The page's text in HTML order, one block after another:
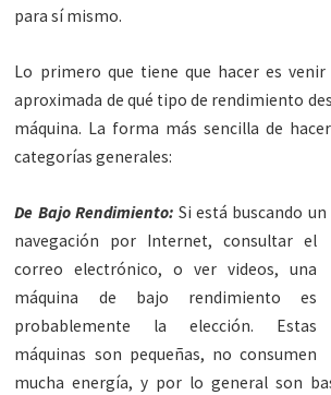
para sí mismo.
Lo primero que tiene que hacer es
aproximada de qué tipo de rendimiento
máquina. La forma más sencilla de
categorías generales:
De Bajo Rendimiento: Si está buscando
navegación por Internet, consultar el
correo electrónico, o ver videos, una
máquina de bajo rendimiento es
probablemente la elección. Estas
máquinas son pequeñas, no consumen
mucha energía, y por lo general son